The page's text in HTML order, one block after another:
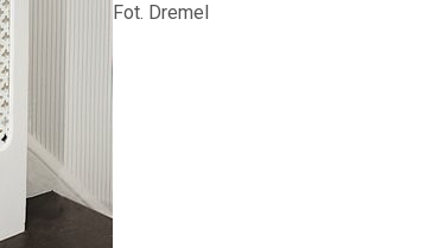
Fot. Dremel